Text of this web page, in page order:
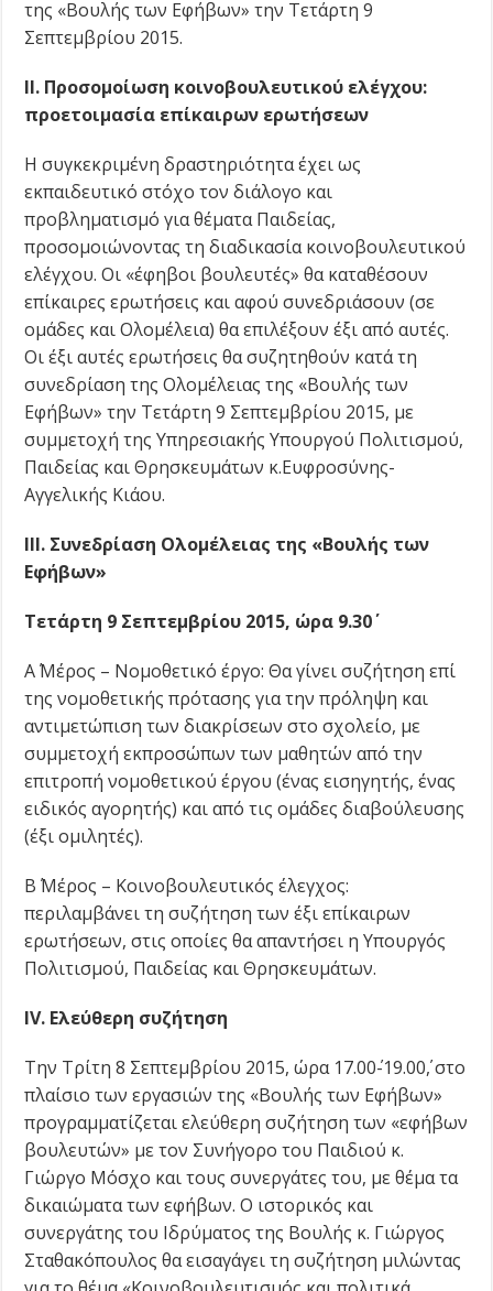
της «Βουλής των Εφήβων» την Τετάρτη 9
Σεπτεμβρίου 2015.
ΙΙ. Προσομοίωση κοινοβουλευτικού ελέγχου:
προετοιμασία επίκαιρων ερωτήσεων
Η συγκεκριμένη δραστηριότητα έχει ως
εκπαιδευτικό στόχο τον διάλογο και
προβληματισμό για θέματα Παιδείας,
προσομοιώνοντας τη διαδικασία κοινοβουλευτικού
ελέγχου. Οι «έφηβοι βουλευτές» θα καταθέσουν
επίκαιρες ερωτήσεις και αφού συνεδριάσουν (σε
ομάδες και Ολομέλεια) θα επιλέξουν έξι από αυτές.
Οι έξι αυτές ερωτήσεις θα συζητηθούν κατά τη
συνεδρίαση της Ολομέλειας της «Βουλής των
Εφήβων» την Τετάρτη 9 Σεπτεμβρίου 2015, με
συμμετοχή της Υπηρεσιακής Υπουργού Πολιτισμού,
Παιδείας και Θρησκευμάτων κ.Ευφροσύνης-
Αγγελικής Κιάου.
ΙΙΙ. Συνεδρίαση Ολομέλειας της «Βουλής των
Εφήβων»
Τετάρτη 9 Σεπτεμβρίου 2015, ώρα 9.30΄
Α΄ Μέρος – Νομοθετικό έργο: Θα γίνει συζήτηση επί
της νομοθετικής πρότασης για την πρόληψη και
αντιμετώπιση των διακρίσεων στο σχολείο, με
συμμετοχή εκπροσώπων των μαθητών από την
επιτροπή νομοθετικού έργου (ένας εισηγητής, ένας
ειδικός αγορητής) και από τις ομάδες διαβούλευσης
(έξι ομιλητές).
Β΄ Μέρος – Κοινοβουλευτικός έλεγχος:
περιλαμβάνει τη συζήτηση των έξι επίκαιρων
ερωτήσεων, στις οποίες θα απαντήσει η Υπουργός
Πολιτισμού, Παιδείας και Θρησκευμάτων.
IV. Ελεύθερη συζήτηση
Την Τρίτη 8 Σεπτεμβρίου 2015, ώρα 17.00΄-19.00΄, στο
πλαίσιο των εργασιών της «Βουλής των Εφήβων»
προγραμματίζεται ελεύθερη συζήτηση των «εφήβων
βουλευτών» με τον Συνήγορο του Παιδιού κ.
Γιώργο Μόσχο και τους συνεργάτες του, με θέμα τα
δικαιώματα των εφήβων. Ο ιστορικός και
συνεργάτης του Ιδρύματος της Βουλής κ. Γιώργος
Σταθακόπουλος θα εισαγάγει τη συζήτηση μιλώντας